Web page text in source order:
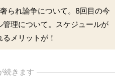
られ論争について。8回目の今
理について。スケジュールが
メリットが！
続きます